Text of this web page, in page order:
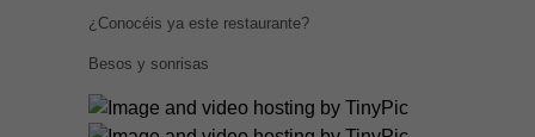
¿Conocéis ya este restaurante?
Besos y sonrisas